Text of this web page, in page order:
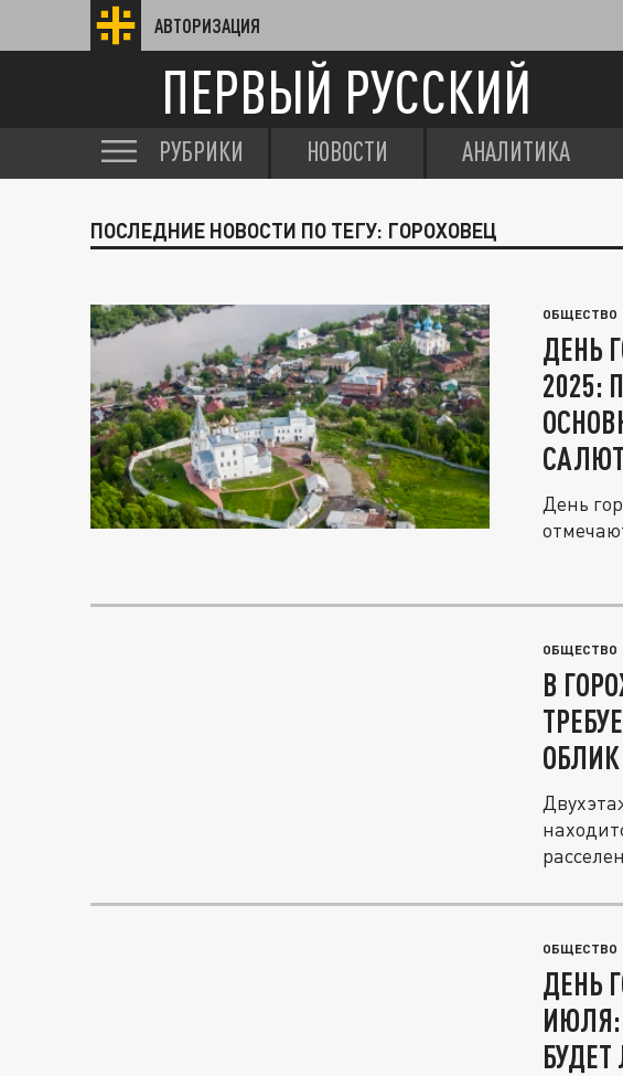
АВТОРИЗАЦИЯ
ПЕРВЫЙ РУССКИЙ
РУБРИКИ НОВОСТИ АНАЛИТИКА
ПОСЛЕДНИЕ НОВОСТИ ПО ТЕГУ: ГОРОХОВЕЦ
ОБЩЕСТВО
ДЕНЬ
2025:
САЛЮТ
День
ОБЩЕСТВО
В
ОБЩЕСТВО
ДЕНЬ